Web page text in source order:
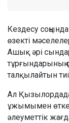
Кездесу
өзекті
Ашық әрі
тұрғындарының
талқылайтын
Ал
ұжымымен
әлеуметтік